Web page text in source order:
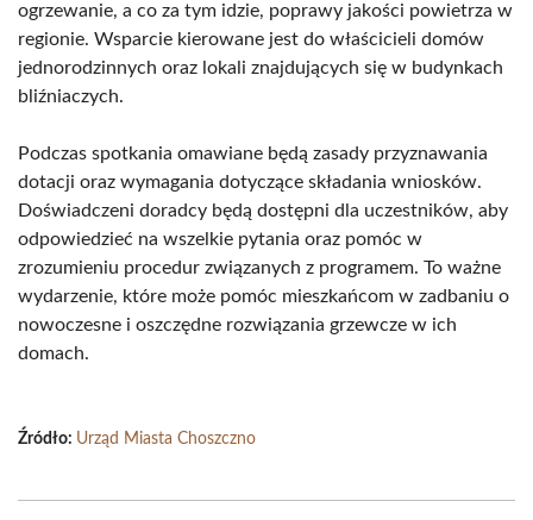
ogrzewanie, a co za tym idzie, poprawy jakości powietrza w
regionie. Wsparcie kierowane jest do właścicieli domów
jednorodzinnych oraz lokali znajdujących się w budynkach
bliźniaczych.
Podczas spotkania omawiane będą zasady przyznawania
dotacji oraz wymagania dotyczące składania wniosków.
Doświadczeni doradcy będą dostępni dla uczestników, aby
odpowiedzieć na wszelkie pytania oraz pomóc w
zrozumieniu procedur związanych z programem. To ważne
wydarzenie, które może pomóc mieszkańcom w zadbaniu o
nowoczesne i oszczędne rozwiązania grzewcze w ich
domach.
Źródło: Urząd Miasta Choszczno